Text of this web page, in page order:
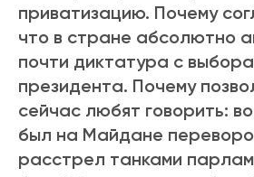
приватизацию. Почему
что в стране абсолютно
почти диктатура с
президента. Почему
сейчас любят говорить:
был на Майдане
расстрел танками